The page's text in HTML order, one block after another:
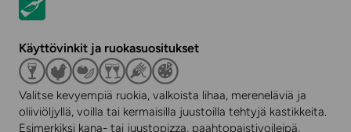
Käyttövinkit ja ruokasuositukset
Valitse kevyempiä ruokia, valkoista lihaa, mereneläviä ja
oliiviöljyllä, voilla tai kermaisilla juustoilla tehtyjä kastikkeita.
Esimerkiksi kana- tai juustopizza, paahtopaistivoileipä,